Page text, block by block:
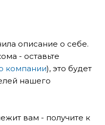
описание о себе.
- оставьте
компании), это будет
нашего
вам - получите к